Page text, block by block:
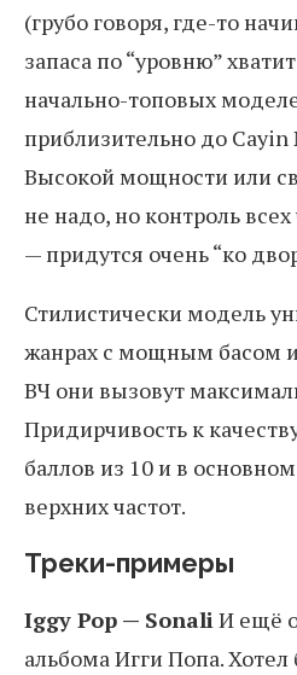
(грубо говоря, где-то
запаса по “уровню”
начально-топовых
приблизительно до
Высокой мощности или
не надо, но контроль
— придутся очень “ко
Стилистически модель
жанрах с мощным басом
ВЧ они вызовут
Придирчивость к
баллов из 10 и в
верхних частот.
Треки-примеры
Iggy Pop — SonaliИ ещё
альбома Игги Попа.